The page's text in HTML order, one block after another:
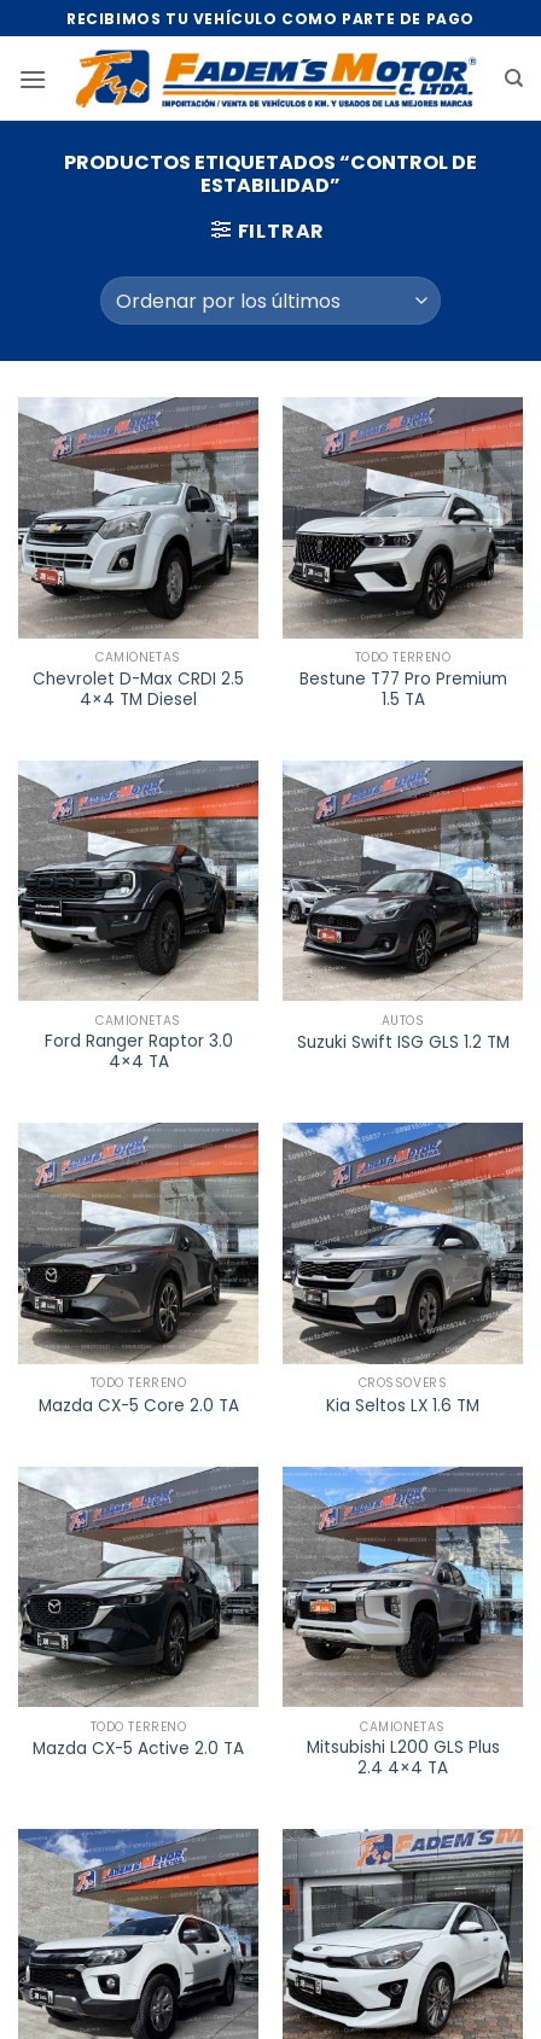
al
contenido
RECIBIMOS TU VEHÍCULO COMO PARTE DE PAGO
PRODUCTOS ETIQUETADOS “CONTROL DE
ESTABILIDAD”
FILTRAR
CAMIONETAS
Chevrolet D-Max CRDI 2.5
4×4 TM Diesel
TODO TERRENO
Bestune T77 Pro Premium
1.5 TA
CAMIONETAS
Ford Ranger Raptor 3.0
4×4 TA
AUTOS
Suzuki Swift ISG GLS 1.2 TM
TODO TERRENO
Mazda CX-5 Core 2.0 TA
CROSSOVERS
Kia Seltos LX 1.6 TM
TODO TERRENO
Mazda CX-5 Active 2.0 TA
CAMIONETAS
Mitsubishi L200 GLS Plus
2.4 4×4 TA